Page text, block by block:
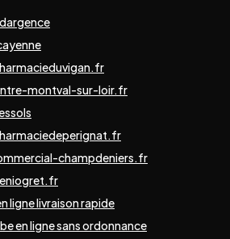
montval-sur-loir.fr
champdeniers.fr
ligne livraison rapide
en ligne sans ordonnance